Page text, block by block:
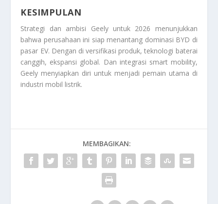
KESIMPULAN
Strategi dan ambisi Geely untuk 2026 menunjukkan
bahwa perusahaan ini siap menantang dominasi BYD di
pasar EV. Dengan di versifikasi produk, teknologi baterai
canggih, ekspansi global. Dan integrasi smart mobility,
Geely menyiapkan diri untuk menjadi pemain utama di
industri mobil listrik.
MEMBAGIKAN: